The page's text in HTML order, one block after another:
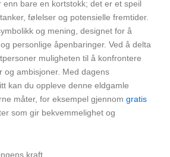
enn bare en kortstokk; det er et speil
følelser og potensielle fremtider.
og mening, designet for å
personlige åpenbaringer. Ved å delta
muligheten til å konfrontere
og ambisjoner. Med dagens
kan du oppleve denne eldgamle
måter, for eksempel gjennom gratis
som gir bekvemmelighet og
kraft